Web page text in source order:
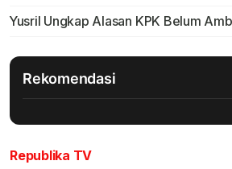
Yusril Ungkap Alasan KPK Belum
Rekomendasi
Republika TV